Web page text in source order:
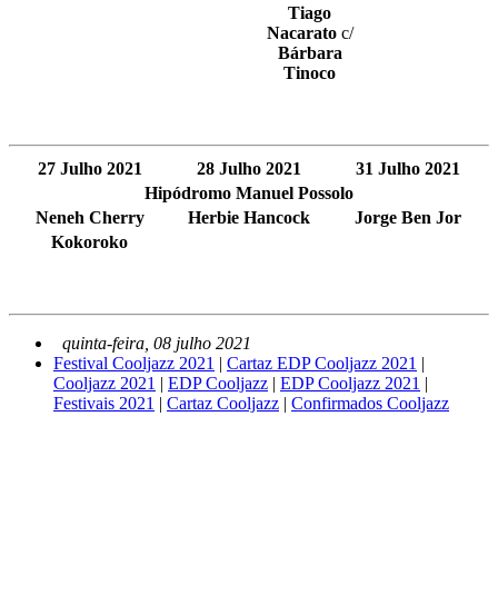
Tiago
Nacaratoc/
Bárbara
Tinoco
27 Julho 2021 28 Julho 2021
31 Julho 2021
Hipódromo Manuel Possolo
Neneh Cherry
Herbie Hancock
Jorge Ben Jor
Kokoroko
quinta-feira, 08 julho 2021
Festival Cooljazz 2021 | Cartaz EDP Cooljazz 2021 |
Cooljazz 2021 | EDP Cooljazz | EDP Cooljazz 2021 |
Festivais 2021 | Cartaz Cooljazz | Confirmados Cooljazz